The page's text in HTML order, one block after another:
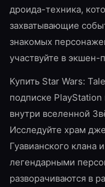
дроида-техника,
захватывающие
знакомых
участвуйте в экшен-
Купить Star Wars:
подписке
внутри вселенной
Исследуйте храм
Гуавианского клана
легендарными
разворачиваются в